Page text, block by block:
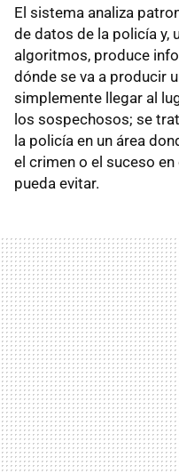
El sistema analiza
de datos de la policía y,
algoritmos, produce
dónde se va a producir
simplemente llegar al
los sospechosos; se
la policía en un área
el crimen o el suceso
pueda evitar.